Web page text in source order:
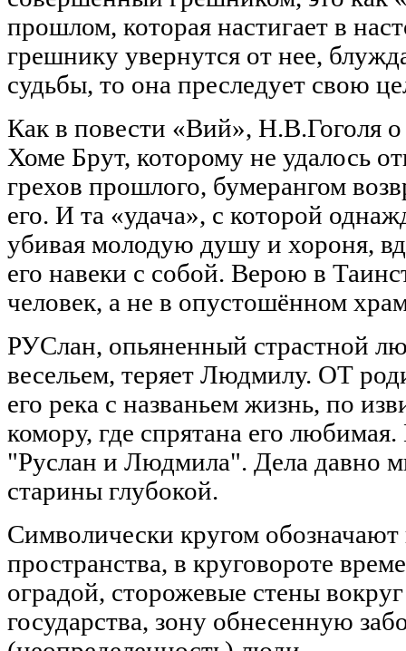
прошлом, которая настигает в
грешнику увернутся от нее,
судьбы, то она преследует свою
Как в повести «Вий», Н.В.Гоголя
Хоме Брут, которому не удалось
грехов прошлого, бумерангом
его. И та «удача», с которой
убивая молодую душу и хороня,
его навеки с собой. Верою в
человек, а не в опустошённом
РУСлан, опьяненный страстной
весельем, теряет Людмилу. ОТ
его река с названьем жизнь, по
комору, где спрятана его
"Руслан и Людмила". Дела давно
старины глубокой.
Символически кругом обозначают
пространства, в круговороте
оградой, сторожевые стены
государства, зону обнесенную